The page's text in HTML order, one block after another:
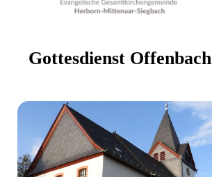
Gottesdienst Offenbach